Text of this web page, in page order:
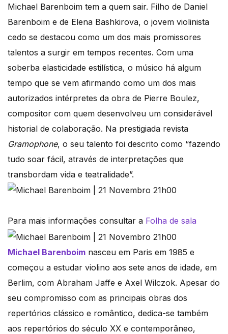
Michael Barenboim tem a quem sair. Filho de Daniel
Barenboim e de Elena Bashkirova, o jovem violinista
cedo se destacou como um dos mais promissores
talentos a surgir em tempos recentes. Com uma
soberba elasticidade estilística, o músico há algum
tempo que se vem afirmando como um dos mais
autorizados intérpretes da obra de Pierre Boulez,
compositor com quem desenvolveu um considerável
historial de colaboração. Na prestigiada revista
Gramophone, o seu talento foi descrito como “fazendo
tudo soar fácil, através de interpretações que
transbordam vida e teatralidade”.
Para mais informações consultar a Folha de sala
Michael Barenboim nasceu em Paris em 1985 e
começou a estudar violino aos sete anos de idade, em
Berlim, com Abraham Jaffe e Axel Wilczok. Apesar do
seu compromisso com as principais obras dos
repertórios clássico e romântico, dedica-se também
aos repertórios do século XX e contemporâneo,